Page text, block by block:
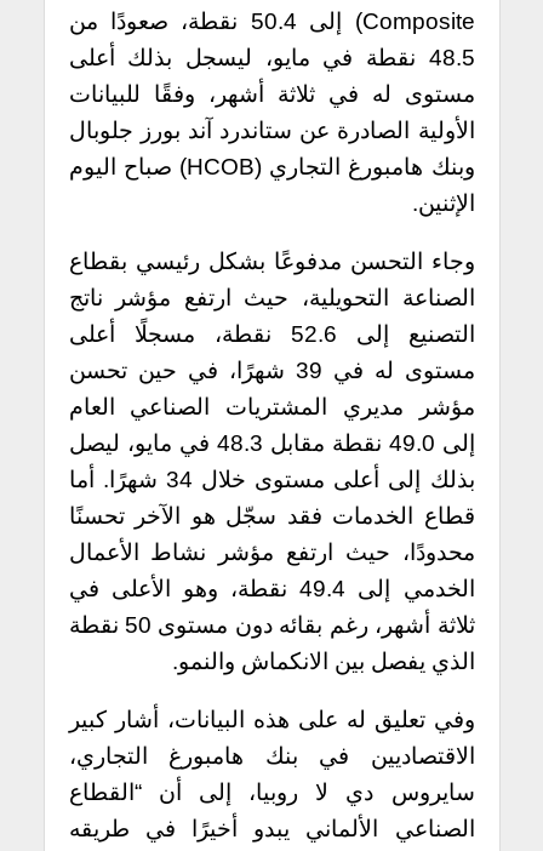
Composite) إلى 50.4 نقطة، صعودًا من
48.5 نقطة في مايو، ليسجل بذلك أعلى
مستوى له في ثلاثة أشهر، وفقًا للبيانات
الأولية الصادرة عن ستاندرد آند بورز جلوبال
وبنك هامبورغ التجاري (HCOB) صباح اليوم
الإثنين.
وجاء التحسن مدفوعًا بشكل رئيسي بقطاع
الصناعة التحويلية، حيث ارتفع مؤشر ناتج
التصنيع إلى 52.6 نقطة، مسجلًا أعلى
مستوى له في 39 شهرًا، في حين تحسن
مؤشر مديري المشتريات الصناعي العام
إلى 49.0 نقطة مقابل 48.3 في مايو، ليصل
بذلك إلى أعلى مستوى خلال 34 شهرًا. أما
قطاع الخدمات فقد سجّل هو الآخر تحسنًا
محدودًا، حيث ارتفع مؤشر نشاط الأعمال
الخدمي إلى 49.4 نقطة، وهو الأعلى في
ثلاثة أشهر، رغم بقائه دون مستوى 50 نقطة
الذي يفصل بين الانكماش والنمو.
وفي تعليق له على هذه البيانات، أشار كبير
الاقتصاديين في بنك هامبورغ التجاري،
سايروس دي لا روبيا، إلى أن “القطاع
الصناعي الألماني يبدو أخيرًا في طريقه